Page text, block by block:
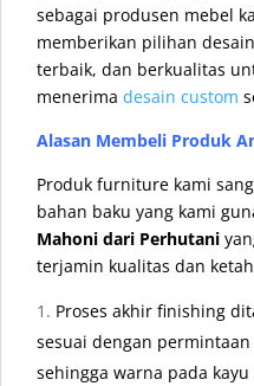
sebagai produsen mebel
memberikan pilihan
terbaik, dan berkualitas
menerima desain custom
Alasan Membeli Produk
Produk furniture kami
bahan baku yang kami
Mahoni dari Perhutani
terjamin kualitas dan
Proses akhir finishing
sesuai dengan
sehingga warna pada kayu